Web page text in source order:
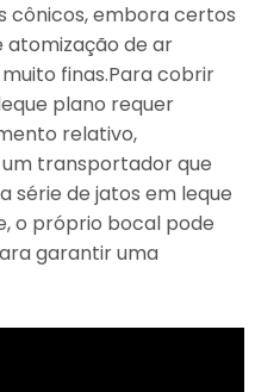
cônicos, embora certos
atomização de ar
finas.Para cobrir
plano requer
relativo,
transportador que
série de jatos em leque
o próprio bocal pode
garantir uma